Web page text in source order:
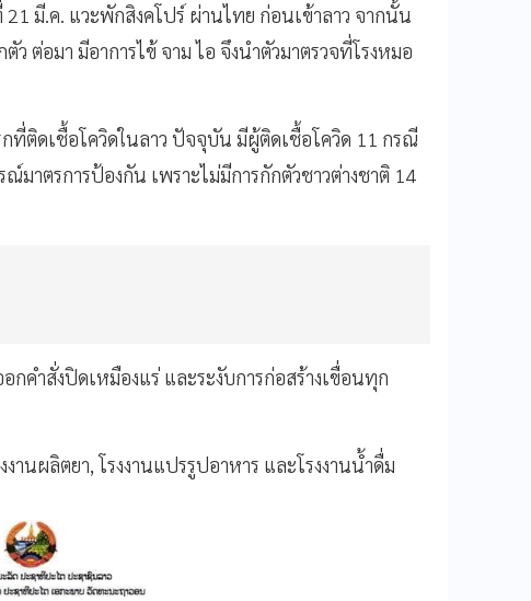
21 มี.ค. แวะพักสิงคโปร์ ผ่านไทย ก่อนเข้าลาว จากนั้น
ตัว ต่อมา มีอาการไข้ จาม ไอ จึงนำตัวมาตรวจที่โรงหมอ
ที่ติดเชื้อโควิดในลาว ปัจจุบัน มีผู้ติดเชื้อโควิด 11 กรณี
ณ์มาตรการป้องกัน เพราะไม่มีการกักตัวชาวต่างชาติ 14
อกคำสั่งปิดเหมืองแร่ และระงับการก่อสร้างเขื่อนทุก
งานผลิตยา,โรงงานแปรรูปอาหาร และโรงงานน้ำดื่ม